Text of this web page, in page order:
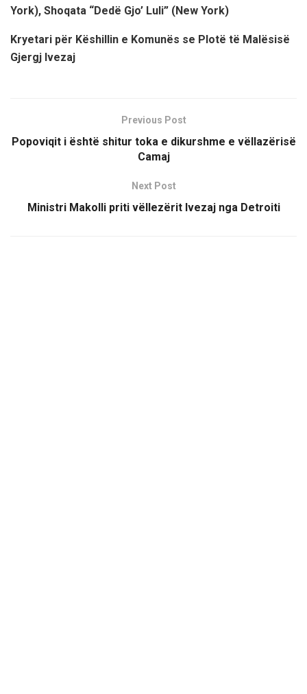
York), Shoqata “Dedë Gjo’ Luli” (New York)
Kryetari për Këshillin e Komunës se Plotë të Malësisë
Gjergj Ivezaj
Previous Post
Popoviqit i është shitur toka e dikurshme e vëllazërisë
Camaj
Next Post
Ministri Makolli priti vëllezërit Ivezaj nga Detroiti